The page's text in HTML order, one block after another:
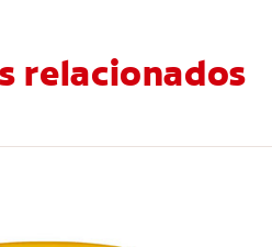
relacionados